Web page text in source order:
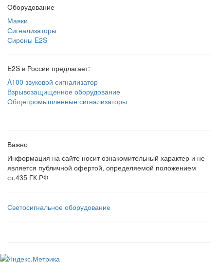
Оборудование
Маяки
Сигнализаторы
Сирены E2S
E2S в России предлагает:
A100 звуковой сигнализатор
Взрывозащищенное оборудование
Общепромышленные сигнализаторы
Важно
Информация на сайте носит ознакомительный характер и не
является публичной офертой, определяемой положением
ст.435 ГК РФ
Светосигнальное оборудование